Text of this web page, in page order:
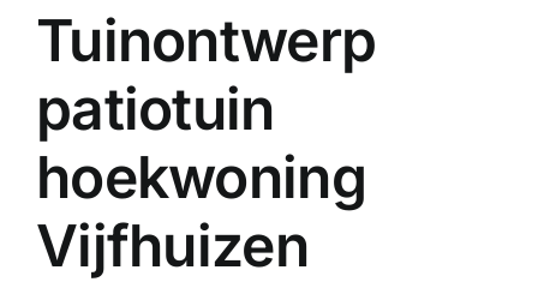
Tuinontwerp
patiotuin
hoekwoning
Vijfhuizen